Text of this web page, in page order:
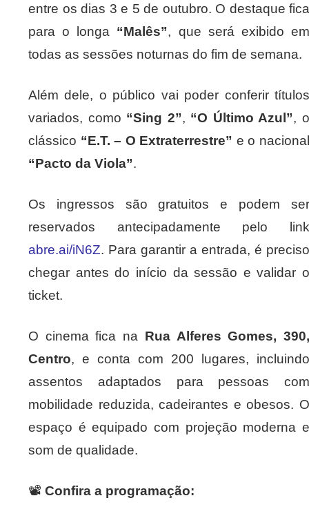
entre os dias 3 e 5 de outubro. O destaque fica
para o longa “Malês”, que será exibido
todas as sessões noturnas do fim de semana.
Além dele, o público vai poder conferir títulos
variados, como “Sing 2”, “O Último Azul”,
clássico “E.T. – O Extraterrestre” e o
“Pacto da Viola”.
Os ingressos são gratuitos e podem ser
reservados antecipadamente pelo link
abre.ai/iN6Z. Para garantir a entrada, é preciso
chegar antes do início da sessão e validar o
ticket.
O cinema fica na Rua Alferes Gomes,
Centro, e conta com 200 lugares, incluindo
assentos adaptados para pessoas com
mobilidade reduzida, cadeirantes e obesos. O
espaço é equipado com projeção moderna e
som de qualidade.
📽 Confira a programação: